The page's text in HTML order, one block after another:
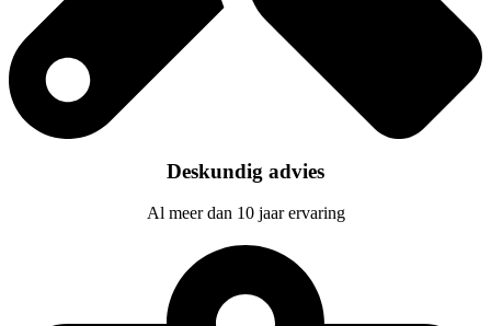
Deskundig advies
Al meer dan 10 jaar ervaring